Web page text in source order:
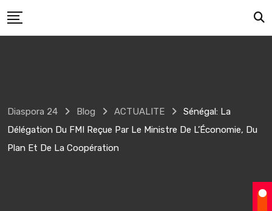
to
Diaspora 24 Blog ACTUALITE
Sénégal: La
Délégation Du FMI Reçue Par Le Ministre De L’Économie, Du
Plan Et De La Coopération